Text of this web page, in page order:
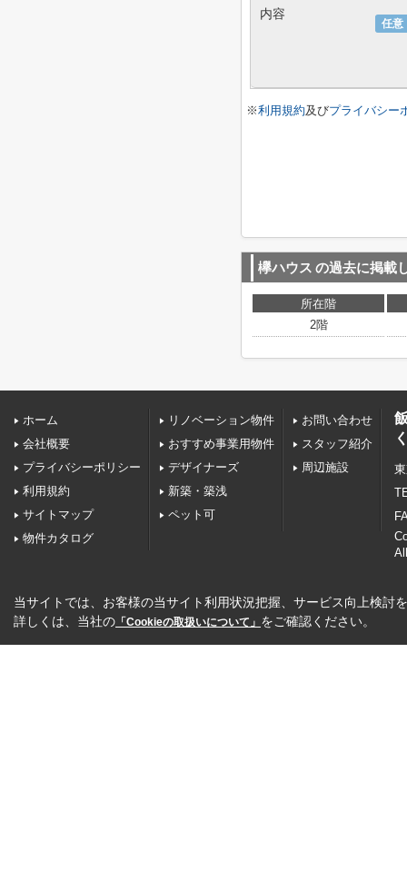
任意
内容
※利用規約及びプライバシー
欅ハウス の過去に掲載
所在階
2階
ホーム
会社概要
プライバシーポリシー
利用規約
サイトマップ
物件カタログ
リノベーション物件
おすすめ事業用物件
デザイナーズ
新築・築浅
ペット可
お問い合わせ
スタッフ紹介
周辺施設
当サイトでは、お客様の当サイト利用状況把握、サービス向上検討
詳しくは、当社の 「Cookieの取扱いについて」 をご確認ください。